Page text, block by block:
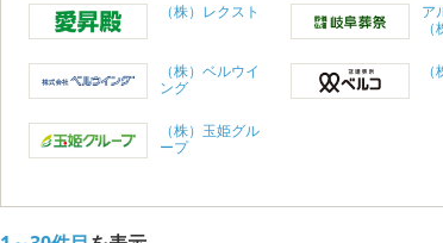
（株）レクスト
ア
（株）ベルウイ
ング
（株）玉姫グル
ープ